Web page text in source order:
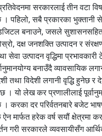
सरकारलाई तीन वटा
पहिलो, सबै प्रकारका भुक्तानी
बनाउने, जसले सुशासनसहित
दक्ष जनशक्ति उत्पादन र
उत्पादन वृद्धिमा प्रभावकारी
बनाउँदै व्यावसायिक
तथा विदेशी लगानी वृद्धि हुनेछ
। यो लेख कर प्रणालीलाई
। करका दर परिर्वतनबारे बजेट
मार्फत हरेक वर्ष सयौं क्षेत्रमा
गरी सरकारले व्यवसायीसँग